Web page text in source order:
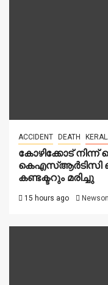
ACCIDENT DEATH
കോഴിക്കോട്
കെഎസ്ആർടിസി
കണ്ടക്ടറും മരിച്ചു
15 hours ago